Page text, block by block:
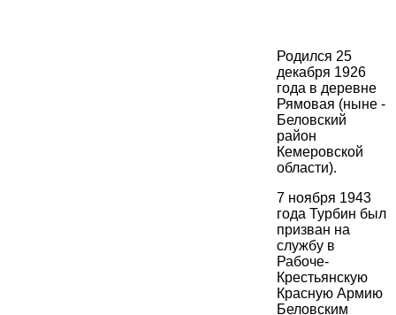
Родился 25
декабря 1926
года в деревне
Рямовая (ныне -
Беловский
район
Кемеровской
области).
7 ноября 1943
года Турбин был
призван на
службу в
Рабоче-
Крестьянскую
Красную Армию
Беловским